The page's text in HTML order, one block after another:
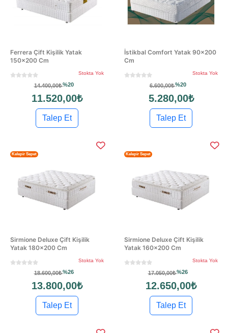
Ferrera Çift Kişilik Yatak
150×200 Cm
Stokta Yok
14.400,00₺%20
11.520,00₺
Talep Et
İstikbal Comfort Yatak 90x200
Cm
Stokta Yok
6.600,00₺%20
5.280,00₺
Talep Et
Sirmione Deluxe Çift Kişilik
Yatak 180×200 Cm
Kelepir Sepet
Stokta Yok
18.600,00₺%26
13.800,00₺
Talep Et
Sirmione Deluxe Çift Kişilik
Yatak 160×200 Cm
Kelepir Sepet
Stokta Yok
17.050,00₺%26
12.650,00₺
Talep Et